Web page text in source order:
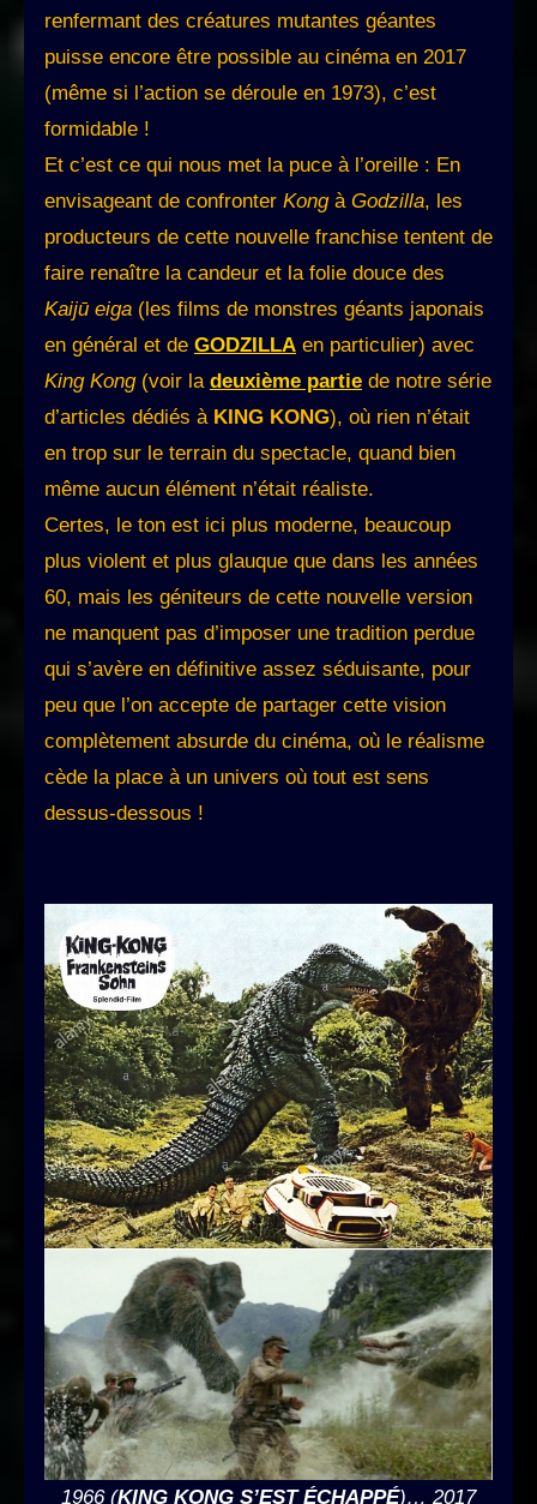
renfermant des créatures mutantes géantes
puisse encore être possible au cinéma en 2017
(même si l’action se déroule en 1973), c’est
formidable !
Et c’est ce qui nous met la puce à l’oreille : En
envisageant de confronter Kongà Godzilla, les
producteurs de cette nouvelle franchise tentent de
faire renaître la candeur et la folie douce des
Kaijū eiga (les films de monstres géants japonais
en général et de GODZILLA en particulier) avec
King Kong(voir la deuxième partie de notre série
d’articles dédiés à KING KONG), où rien n’était
en trop sur le terrain du spectacle, quand bien
même aucun élément n’était réaliste.
Certes, le ton est ici plus moderne, beaucoup
plus violent et plus glauque que dans les années
60, mais les géniteurs de cette nouvelle version
ne manquent pas d’imposer une tradition perdue
qui s’avère en définitive assez séduisante, pour
peu que l’on accepte de partager cette vision
complètement absurde du cinéma, où le réalisme
cède la place à un univers où tout est sens
dessus-dessous !
1966 (KING KONG S’EST ÉCHAPPÉ)… 2017